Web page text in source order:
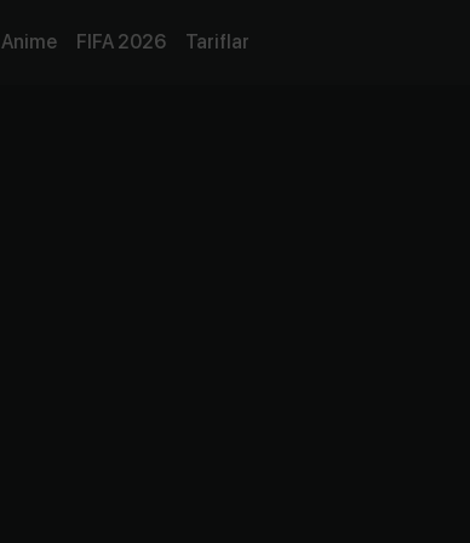
Anime FIFA 2026 Tariflar